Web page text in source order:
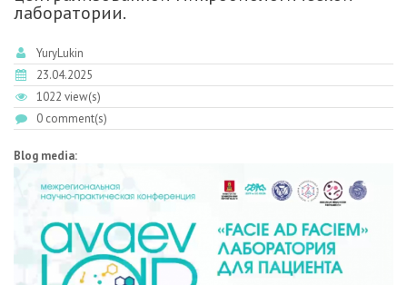
лаборатории.
YuryLukin
23.04.2025
1022 view(s)
0 comment(s)
Blog media: